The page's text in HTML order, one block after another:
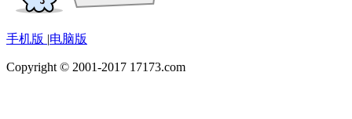
手机版 |电脑版
Copyright © 2001-2017 17173.com